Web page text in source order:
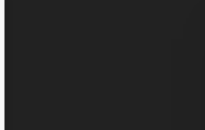
Sketchbook5,
Sketchbook5,